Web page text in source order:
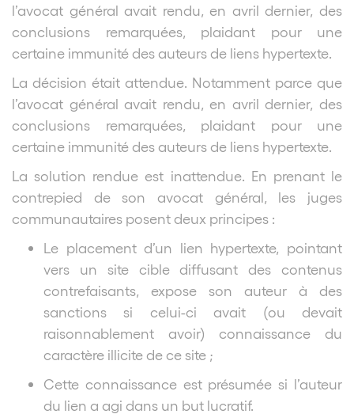
l’avocat général avait rendu, en avril dernier, des
conclusions remarquées, plaidant pour une
certaine immunité des auteurs de liens hypertexte.
La décision était attendue. Notamment parce que
l’avocat général avait rendu, en avril dernier, des
conclusions remarquées, plaidant pour une
certaine immunité des auteurs de liens hypertexte.
La solution rendue est inattendue. En prenant le
contrepied de son avocat général, les juges
communautaires posent deux principes :
Le placement d’un lien hypertexte, pointant
vers un site cible diffusant des contenus
contrefaisants, expose son auteur à des
sanctions si celui-ci avait (ou devait
raisonnablement avoir) connaissance du
caractère illicite de ce site ;
Cette connaissance est présumée si l’auteur
du lien a agi dans un but lucratif.